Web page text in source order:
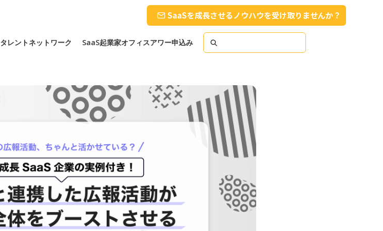
SaaSを成長させるノウハウを受け取りませんか？
タレントネットワーク SaaS起業家オフィスアワー申込み